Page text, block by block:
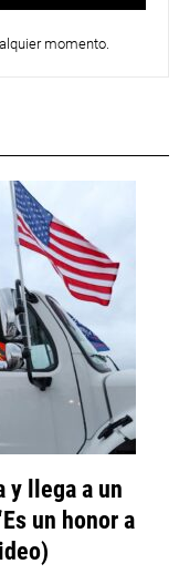
momento.
y llega a un
un honor a